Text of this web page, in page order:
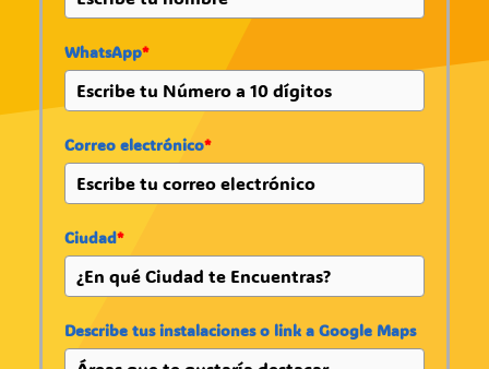
WhatsApp*
Correo electrónico*
Ciudad*
Describe tus instalaciones o link a Google Maps